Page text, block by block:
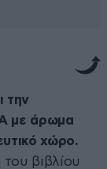
την
με άρωμα
χώρο.
βιβλίου